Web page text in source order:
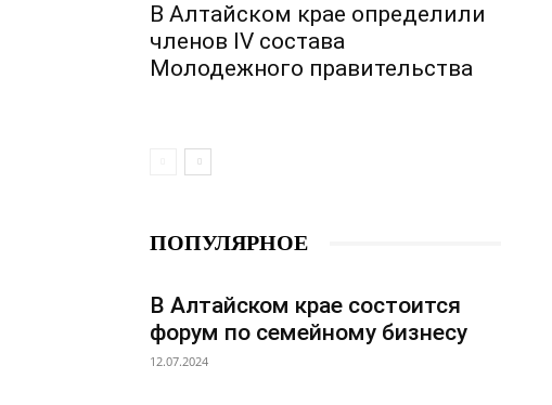
В Алтайском крае определили
членов IV состава
Молодежного правительства
ПОПУЛЯРНОЕ
В Алтайском крае состоится
форум по семейному бизнесу
12.07.2024